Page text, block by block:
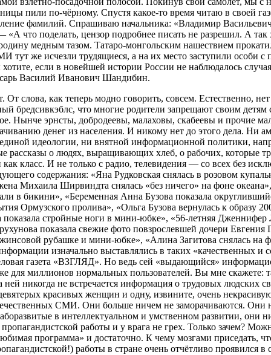
пили по-чёрному. Спустя какое-то время читаю в своей
фамилий. Спрашиваю начальника: «Владимир
что поделать, цензор подробнее писать не разрешил. А так
медным тазом. Татаро-монгольским нашествием
же исчезли трудящиеся, а на их место заступили особи
если в новейшей истории России не наблюдалось
Василий Иванович Шандибин.
слова, как теперь модно говорить, совсем. Естественно,
бредсивкэблс, что многие родители запрещают своим
Нынче эрнсты, добродеевы, малаховы, скабеевы и прочие
денег из населения. И никому нет до этого дела. Ни
идеологии, ни внятной информационной политики,
рассказы о людях, выращивающих хлеб, о рабочих, которые
класс. И не только с радио, телевидения — со всех без
содержания: «Яна Рудковская снялась в розовом
Михаила Ширвиндта снялась «без ничего» на фоне
в бикини», «Беременная Анна Бузова показала
Ормузского пролива», «Ольга Бузова вернулась к образу
стройные ноги в мини-юбке», «56-летняя
показала свежие фото повзрослевшей дочери Евгения
рубашке и мини-юбке», «Алина Загитова снялась на
изначально выставлялись в таких «качественных и
газета «ВЗГЛЯД». Но ведь сей «выдающийся»
для миллионов нормальных пользователей. Вы мне скажете:
никогда не встречается информация о трудовых людских
красивых женщин и одну, извините, очень
СМИ. Они больше ничем не заморачиваются. Они
в интеллектуальном и умственном развитии, они
работы и у врага не грех. Только зачем?
программа» и достаточно. К чему мозгами приседать,
работы в стране очень отчётливо проявился